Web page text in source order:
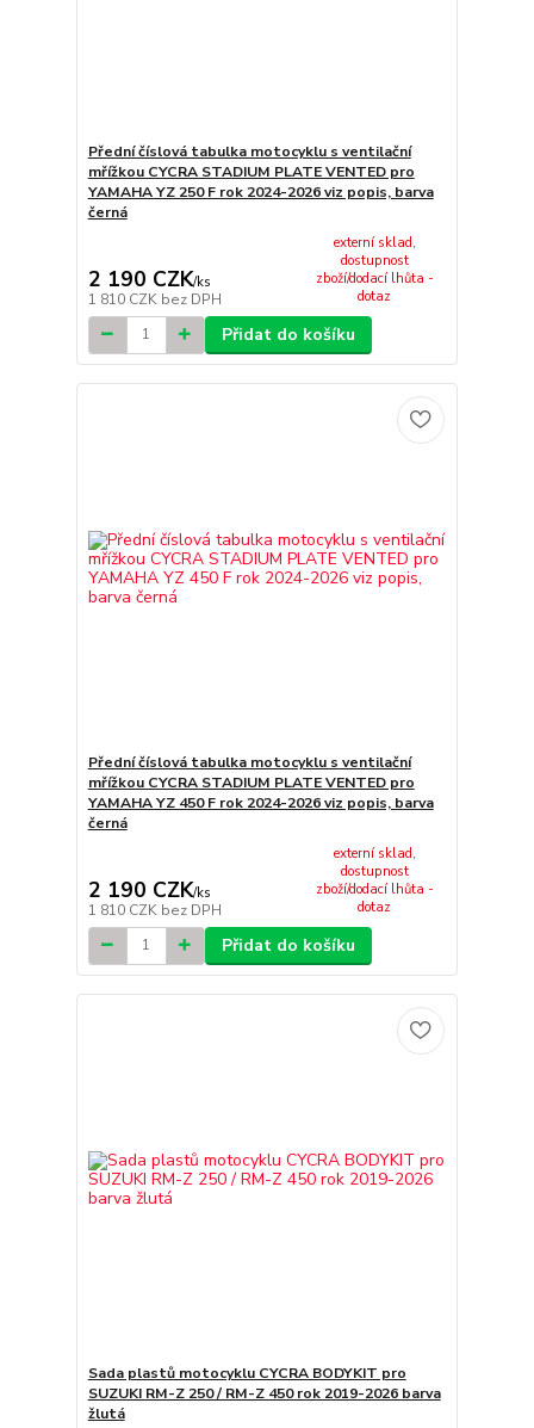
Přední číslová tabulka motocyklu s ventilační
mřížkou CYCRA STADIUM PLATE VENTED pro
YAMAHA YZ 250 F rok 2024-2026 viz popis, barva
černá
2 190 CZK/ks
1 810 CZK bez DPH
externí sklad,
dostupnost
zboží/dodací lhůta -
dotaz
Přidat do košíku
Přední číslová tabulka motocyklu s ventilační
mřížkou CYCRA STADIUM PLATE VENTED pro
YAMAHA YZ 450 F rok 2024-2026 viz popis, barva
černá
2 190 CZK/ks
1 810 CZK bez DPH
externí sklad,
dostupnost
zboží/dodací lhůta -
dotaz
Přidat do košíku
Sada plastů motocyklu CYCRA BODYKIT pro
SUZUKI RM-Z 250 / RM-Z 450 rok 2019-2026 barva
žlutá